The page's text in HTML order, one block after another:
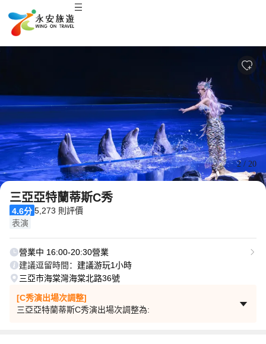
2 / 20
三亞亞特蘭蒂斯C秀
4.6分 5,273 則評價
表演
營業中 16:00-20:30營業
建議逗留時間： 建議游玩1小時
三亞市海棠灣海棠北路36號
[C秀演出場次調整]
三亞亞特蘭蒂斯C秀演出場次調整為: